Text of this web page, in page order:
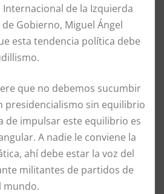
de la Izquierda
Gobierno, Miguel Ángel
esta tendencia política debe
que no debemos sucumbir
presidencialismo sin equilibrio
de impulsar este equilibrio es
A nadie le conviene la
ahí debe estar la voz del
militantes de partidos de
mundo.